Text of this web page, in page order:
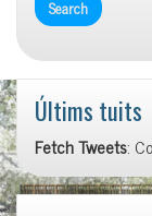
Últims tuits
Fetch Tweets: